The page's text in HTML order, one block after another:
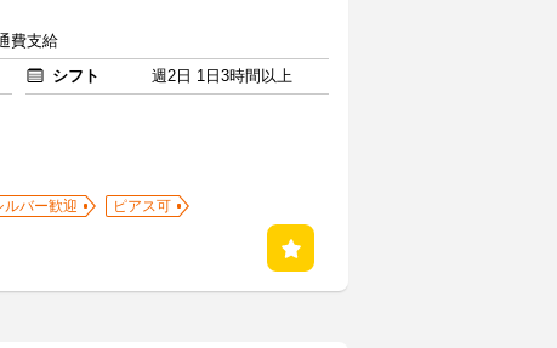
費支給
シフト
週2日 1日3時間以上
ルバー歓迎
ピアス可